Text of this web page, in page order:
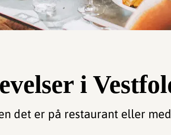
i
det er på restaurant eller